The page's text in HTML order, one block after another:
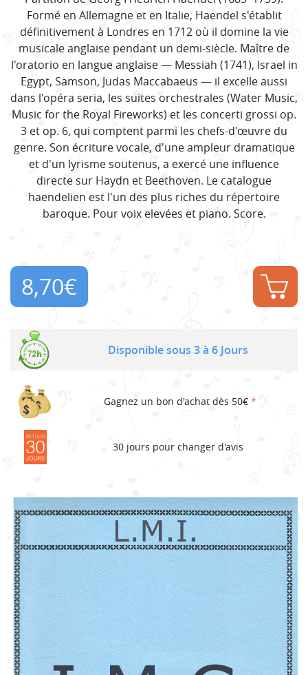
Formé en Allemagne et en Italie, Haendel s'établit
définitivement à Londres en 1712 où il domine la vie
musicale anglaise pendant un demi-siècle. Maître de
l'oratorio en langue anglaise — Messiah (1741), Israel in
Egypt, Samson, Judas Maccabaeus — il excelle aussi
dans l'opéra seria, les suites orchestrales (Water Music,
Music for the Royal Fireworks) et les concerti grossi op.
3 et op. 6, qui comptent parmi les chefs-d'œuvre du
genre. Son écriture vocale, d'une ampleur dramatique
et d'un lyrisme soutenus, a exercé une influence
directe sur Haydn et Beethoven. Le catalogue
haendelien est l'un des plus riches du répertoire
baroque. Pour voix elevées et piano. Score.
8,70€
Disponible sous 3 à 6 Jours
Gagnez un bon d'achat dès 50€ *
30 jours pour changer d'avis